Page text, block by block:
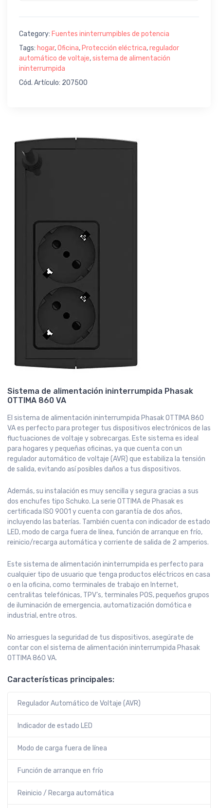
Category: Fuentes ininterrumpibles de potencia
Tags: hogar,Oficina, Protección eléctrica,regulador
automático de voltaje,sistema de alimentación
ininterrumpida
Cód. Artículo: 207500
Sistema de alimentación ininterrumpida Phasak
OTTIMA 860 VA
El sistema de alimentación ininterrumpida Phasak OTTIMA 860
VA es perfecto para proteger tus dispositivos electrónicos de las
fluctuaciones de voltaje y sobrecargas. Este sistema es ideal
para hogares y pequeñas oficinas, ya que cuenta con un
regulador automático de voltaje (AVR) que estabiliza la tensión
de salida, evitando así posibles daños a tus dispositivos.
Además, su instalación es muy sencilla y segura gracias a sus
dos enchufes tipo Schuko. La serie OTTIMA de Phasak es
certificada ISO 9001 y cuenta con garantía de dos años,
incluyendo las baterías. También cuenta con indicador de estado
LED, modo de carga fuera de línea, función de arranque en frío,
reinicio/recarga automática y corriente de salida de 2 amperios.
Este sistema de alimentación ininterrumpida es perfecto para
cualquier tipo de usuario que tenga productos eléctricos en casa
o en la oficina, como terminales de trabajo en Internet,
centralitas telefónicas, TPV’s, terminales POS, pequeños grupos
de iluminación de emergencia, automatización domótica e
industrial, entre otros.
No arriesgues la seguridad de tus dispositivos, asegúrate de
contar con el sistema de alimentación ininterrumpida Phasak
OTTIMA 860 VA.
Características principales:
Regulador Automático de Voltaje (AVR)
Indicador de estado LED
Modo de carga fuera de línea
Función de arranque en frío
Reinicio / Recarga automática